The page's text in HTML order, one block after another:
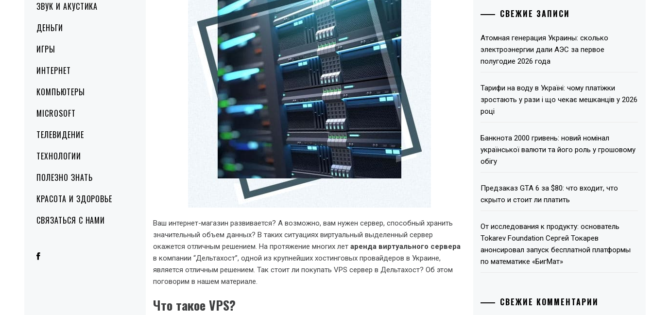
ЗВУК И АКУСТИКА
ДЕНЬГИ
ИГРЫ
ИНТЕРНЕТ
КОМПЬЮТЕРЫ
MICROSOFT
ТЕЛЕВИДЕНИЕ
ТЕХНОЛОГИИ
ПОЛЕЗНО ЗНАТЬ
КРАСОТА И ЗДОРОВЬЕ
СВЯЗАТЬСЯ С НАМИ
Ваш интернет-магазин развивается? А возможно, вам нужен сервер, способный хранить
значительный объем данных? В таких ситуациях виртуальный выделенный сервер
окажется отличным решением. На протяжение многих лет аренда виртуального сервера
в компании “Дельтахост”, одной из крупнейших хостинговых провайдеров в Украине,
является отличным решением. Так стоит ли покупать VPS сервер в Дельтахост? Об этом
поговорим в нашем материале.
Что такое VPS?
СВЕЖИЕ ЗАПИСИ
Атомная генерация Украины: сколько
электроэнергии дали АЭС за первое
полугодие 2026 года
Тарифи на воду в Україні: чому платіжки
зростають у рази і що чекає мешканців у 2026
році
Банкнота 2000 гривень: новий номінал
української валюти та його роль у грошовому
обігу
Предзаказ GTA 6 за $80: что входит, что
скрыто и стоит ли платить
От исследования к продукту: основатель
Tokarev Foundation Сергей Токарев
анонсировал запуск бесплатной платформы
по математике «БигМат»
СВЕЖИЕ КОММЕНТАРИИ